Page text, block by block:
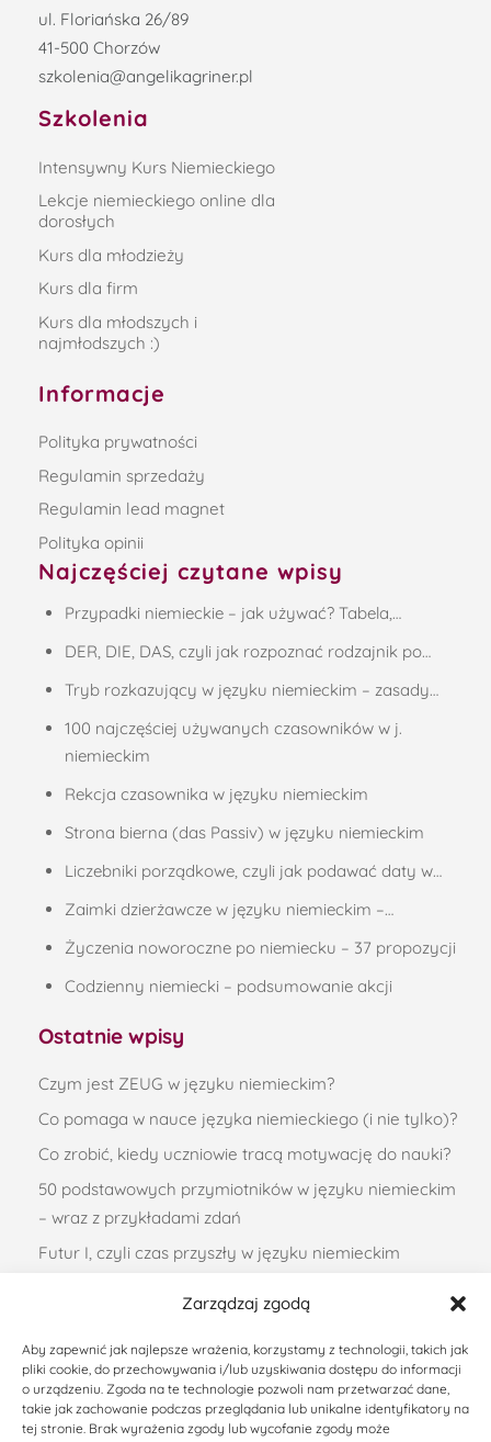
Zarządzaj zgodą
Aby zapewnić jak najlepsze wrażenia, korzystamy z technologii, takich jak
pliki cookie, do przechowywania i/lub uzyskiwania dostępu do informacji
o urządzeniu. Zgoda na te technologie pozwoli nam przetwarzać dane,
takie jak zachowanie podczas przeglądania lub unikalne identyfikatory na
tej stronie. Brak wyrażenia zgody lub wycofanie zgody może
Intensywny Kurs Niemieckiego
Lekcje niemieckiego online dla
dorosłych
Kurs dla młodzieży
Kurs dla młodszych i
najmłodszych :)
Informacje
Polityka prywatności
Regulamin sprzedaży
Polityka opinii
Przypadki niemieckie – jak używać? Tabela,…
DER, DIE, DAS, czyli jak rozpoznać rodzajnik po…
Tryb rozkazujący w języku niemieckim – zasady…
100 najczęściej używanych czasowników w j.
niemieckim
Rekcja czasownika w języku niemieckim
Strona bierna (das Passiv) w języku niemieckim
Liczebniki porządkowe, czyli jak podawać daty w…
Zaimki dzierżawcze w języku niemieckim –…
Życzenia noworoczne po niemiecku – 37 propozycji
Codzienny niemiecki – podsumowanie akcji
Ostatnie wpisy
Czym jest ZEUG w języku niemieckim?
50 podstawowych przymiotników w języku niemieckim
©Angelika Griner – Trener Języka Niemieckiego /
Niemiecki Katowice2026 / Realizacja: Media in Motion